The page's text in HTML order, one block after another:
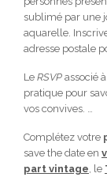
sublimé par une
aquarelle.
adresse postale
Le RSVP associé
pratique pour
vos convives. …
Complétez votre
save the date en
part vintage , le